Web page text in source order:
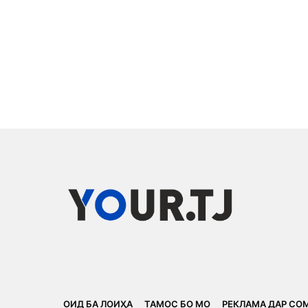
ОИД БА ЛОИҲА ТАМОС БО МО РЕКЛАМА ДАР